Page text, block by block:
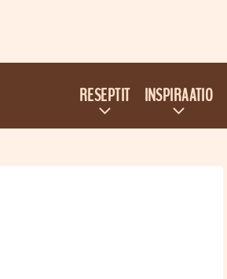
RESEPTIT INSPIRAATIO